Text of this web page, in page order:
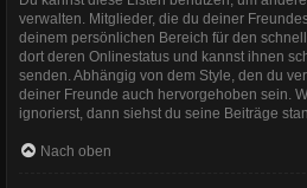
verwalten. Mitglieder, die du deiner
deinem persönlichen Bereich für den
dort deren Onlinestatus und kannst ihnen
senden. Abhängig von dem Style, den du
deiner Freunde auch hervorgehoben sein.
ignorierst, dann siehst du seine Beiträge
Nach oben